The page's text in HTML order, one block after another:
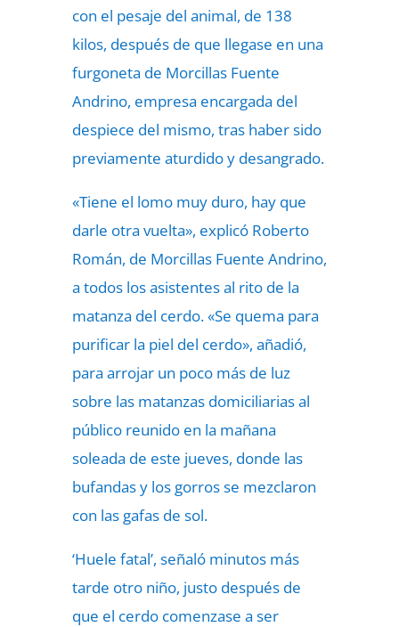
con el pesaje del animal, de 138
kilos, después de que llegase en una
furgoneta de Morcillas Fuente
Andrino, empresa encargada del
despiece del mismo, tras haber sido
previamente aturdido y desangrado.
«Tiene el lomo muy duro, hay que
darle otra vuelta», explicó Roberto
Román, de Morcillas Fuente Andrino,
a todos los asistentes al rito de la
matanza del cerdo. «Se quema para
purificar la piel del cerdo», añadió,
para arrojar un poco más de luz
sobre las matanzas domiciliarias al
público reunido en la mañana
soleada de este jueves, donde las
bufandas y los gorros se mezclaron
con las gafas de sol.
‘Huele fatal’, señaló minutos más
tarde otro niño, justo después de
que el cerdo comenzase a ser